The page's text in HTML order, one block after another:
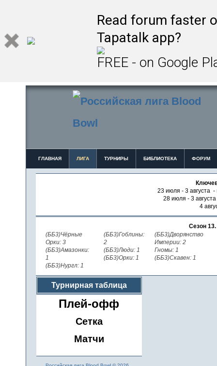
Read forum faster
Tapatalk app?
FREE - on Google
ГЛАВНАЯ ЛИГА ТУРНИРЫ БИБЛИОТЕКА ФОРУМ
23 июля - 3 августа -
28 июля - 3
4
Сезон 13.
(ББ3)Чёрные
Орки: 3
(ББ3)Амазонки:
1
(ББ3)Нургл: 1
(ББ3)Гоблины:
2
(ББ3)Люди: 1
(ББ3)Орки: 1
(ББ3)Дворянство
Империи: 2
Гномы: 1
(ББ3)Скавен: 1
Турнирная таблица
Плей-офф
Сетка
Матчи